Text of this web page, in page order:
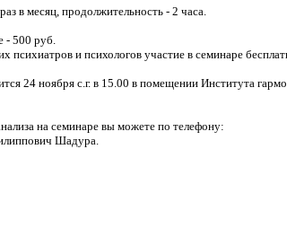
в месяц, продолжительность - 2 часа.
- 500 руб.
психиатров и психологов участие в семинаре
24 ноября с.г. в 15.00 в помещении Института
на семинаре вы можете по телефону:
Шадура.